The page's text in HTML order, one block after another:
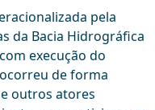
pela
da Bacia Hidrográfica
execução do
de forma
outros atores